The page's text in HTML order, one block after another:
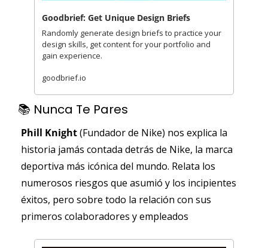
Goodbrief: Get Unique Design Briefs
Randomly generate design briefs to practice your
design skills, get content for your portfolio and
gain experience.
goodbrief.io
📚 Nunca Te Pares
Phill Knight (Fundador de Nike) nos explica la
historia jamás contada detrás de Nike, la marca
deportiva más icónica del mundo. Relata los
numerosos riesgos que asumió y los incipientes
éxitos, pero sobre todo la relación con sus
primeros colaboradores y empleados